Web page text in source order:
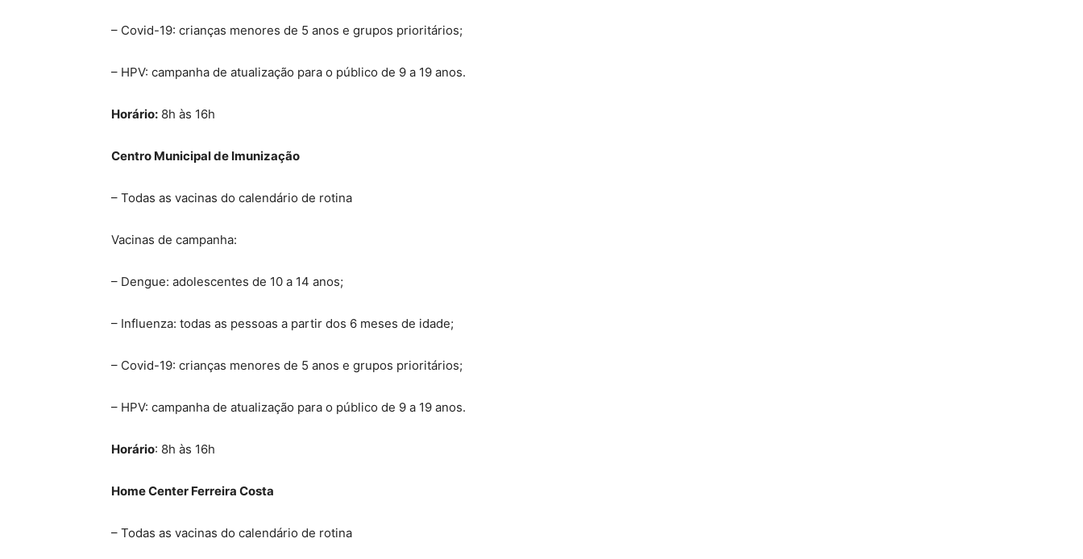
– Covid-19: crianças menores de 5 anos e grupos prioritários;
– HPV: campanha de atualização para o público de 9 a 19 anos.
Horário: 8h às 16h
Centro Municipal de Imunização
– Todas as vacinas do calendário de rotina
Vacinas de campanha:
– Dengue: adolescentes de 10 a 14 anos;
– Influenza: todas as pessoas a partir dos 6 meses de idade;
– Covid-19: crianças menores de 5 anos e grupos prioritários;
– HPV: campanha de atualização para o público de 9 a 19 anos.
Horário: 8h às 16h
Home Center Ferreira Costa
– Todas as vacinas do calendário de rotina